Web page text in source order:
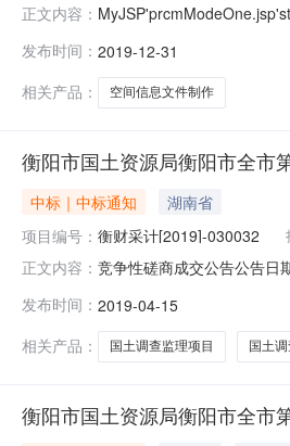
正文内容：
购计划编号：湘财采计
发布时间： 2019-12-31
相关产品：
空间信息文件制作
衡阳市国土资源局衡阳市全市
中标｜中标通知
湖南省
项目编号： 衡财采计[2019]-030032
正文内容： 竞争性磋商成交公告公告日
号：9538201904017三、
发布时间： 2019-04-15
相关产品：
国土调查监理项目 国土
衡阳市国土资源局衡阳市全市